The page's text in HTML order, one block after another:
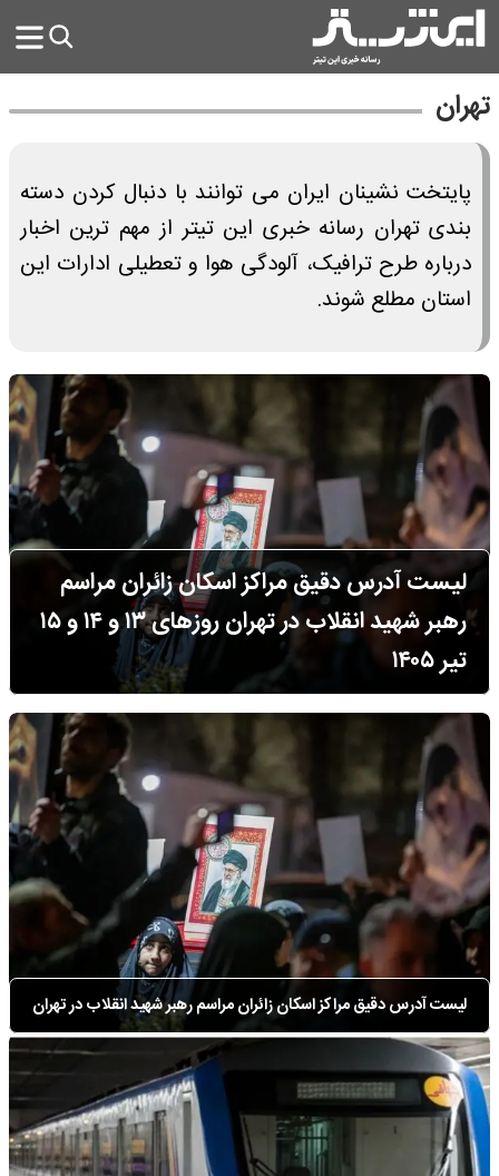
تهران
پایتخت نشینان ایران می توانند با دنبال کردن دسته
بندی تهران رسانه خبری این تیتر از مهم ترین اخبار
درباره طرح ترافیک، آلودگی هوا و تعطیلی ادارات این
استان مطلع شوند.
لیست آدرس دقیق مراکز اسکان زائران مراسم
رهبر شهید انقلاب در تهران روزهای ۱۳ و ۱۴ و ۱۵
تیر ۱۴۰۵
لیست آدرس دقیق مراکز اسکان زائران مراسم رهبر شهید انقلاب در تهران
روزهای ۱۳ و ۱۴ و ۱۵ تیر ۱۴۰۵